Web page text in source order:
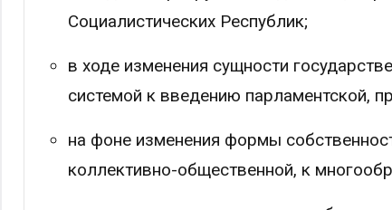
Социалистических Республик;
в ходе изменения сущности
системой к введению парламентской,
на фоне изменения формы
коллективно-общественной, к